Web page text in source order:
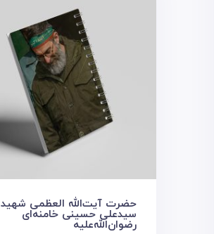
حضرت آیت‌الله العظمی شهید
سیدعلی حسینی خامنه‌ای
رضوان‌الله‌علیه